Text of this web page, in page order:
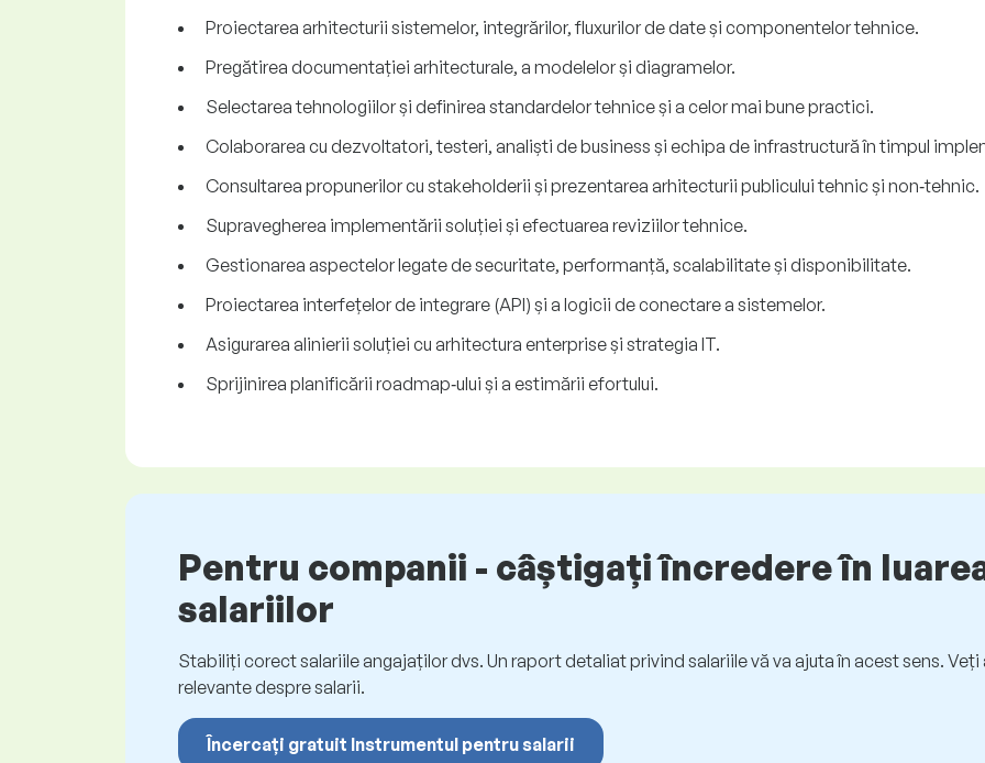
Proiectarea arhitecturii sistemelor, integrărilor, fluxurilor de date și componentelor tehnice.
Pregătirea documentației arhitecturale, a modelelor și diagramelor.
Selectarea tehnologiilor și definirea standardelor tehnice și a celor mai bune practici.
Colaborarea cu dezvoltatori, testeri, analiști de business și echipa de infrastructură în timpul
Consultarea propunerilor cu stakeholderii și prezentarea arhitecturii publicului tehnic și non‑tehnic.
Supravegherea implementării soluției și efectuarea reviziilor tehnice.
Gestionarea aspectelor legate de securitate, performanță, scalabilitate și disponibilitate.
Proiectarea interfețelor de integrare (API) și a logicii de conectare a sistemelor.
Asigurarea alinierii soluției cu arhitectura enterprise și strategia IT.
Sprijinirea planificării roadmap‑ului și a estimării efortului.
Pentru companii - câștigați încredere în
salariilor
Stabiliți corect salariile angajaților dvs. Un raport detaliat privind salariile vă va ajuta în acest sens.
relevante despre salarii.
Încercați gratuit Instrumentul pentru salarii